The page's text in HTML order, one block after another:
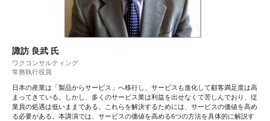
諏訪 良武 氏
ワクコンサルティング
常務執行役員
日本の産業は「製品からサービス」へ移行し、サービスも進化して顧客満足度は高
まってきている。しかし、多くのサービス業は利益を出せなくて苦しんでおり、従
業員の処遇は低いままである。これらを解決するためには、サービスの価値を高め
る必要がある。本講演では、サービスの価値を高める6つの方法を具体的に解説す